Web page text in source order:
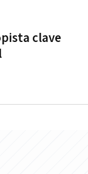
clave